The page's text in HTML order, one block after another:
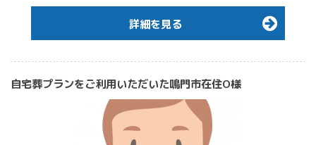
詳細を見る
自宅葬プランをご利用いただいた鳴門市在住O様